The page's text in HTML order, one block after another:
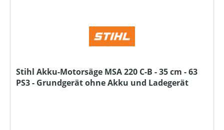
Stihl Akku-Motorsäge MSA 220 C-B - 35 cm - 63
PS3 - Grundgerät ohne Akku und Ladegerät